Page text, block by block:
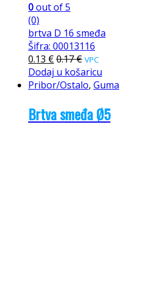
0out of 5
(0)
brtva D 16 smeđa
Šifra: 00013116
0.13 €0.17€ VPC
Dodaj u košaricu
Pribor/Ostalo, Guma
Brtva smeđa Ø5